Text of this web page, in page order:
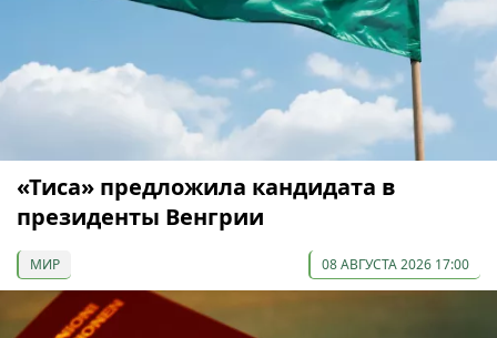
«Тиса» предложила кандидата в
президенты Венгрии
МИР 08 АВГУСТА 2026 17:00